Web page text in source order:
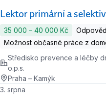
Lektor primární a
35 000 ‍–‍ 40 000 Kč
Možnost občasné práce z
Středisko prevence a léčby
o.p.s.
Praha – Kamýk
3. srpna